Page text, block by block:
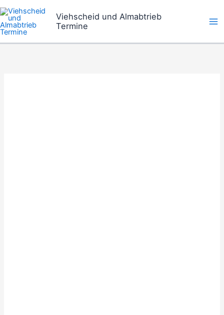
Zum
Inhalt
springen
Viehscheid und Almabtrieb
Termine